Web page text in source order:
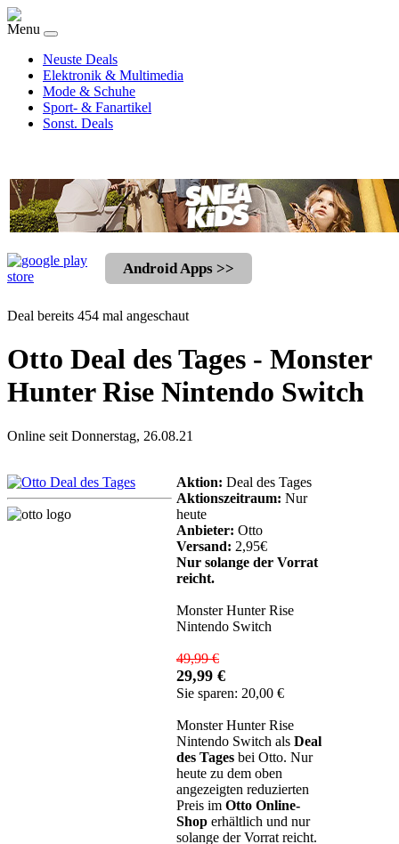
Menu
Neuste Deals
Elektronik & Multimedia
Mode & Schuhe
Sport- & Fanartikel
Sonst. Deals
Android Apps >>
Deal bereits 454 mal angeschaut
Otto Deal des Tages - Monster
Hunter Rise Nintendo Switch
Online seit Donnerstag, 26.08.21
Aktion: Deal des Tages
Aktionszeitraum: Nur
heute
Anbieter: Otto
Versand: 2,95€
Nur solange der Vorrat
reicht.
Monster Hunter Rise
Nintendo Switch
49,99 €
29,99 €
Sie sparen: 20,00 €
Monster Hunter Rise
Nintendo Switch als Deal
des Tages bei Otto. Nur
heute zu dem oben
angezeigten reduzierten
Preis im Otto Online-
Shop erhältlich und nur
solange der Vorrat reicht.